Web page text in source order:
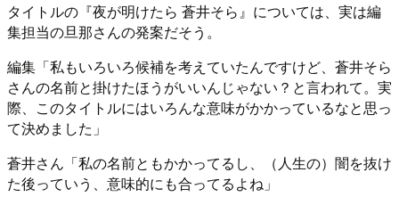
タイトルの『夜が明けたら 蒼井そら』については、実は編
集担当の旦那さんの発案だそう。
編集「私もいろいろ候補を考えていたんですけど、蒼井そら
さんの名前と掛けたほうがいいんじゃない？と言われて。実
際、このタイトルにはいろんな意味がかかっているなと思っ
て決めました」
蒼井さん「私の名前ともかかってるし、（人生の）闇を抜け
た後っていう、意味的にも合ってるよね」